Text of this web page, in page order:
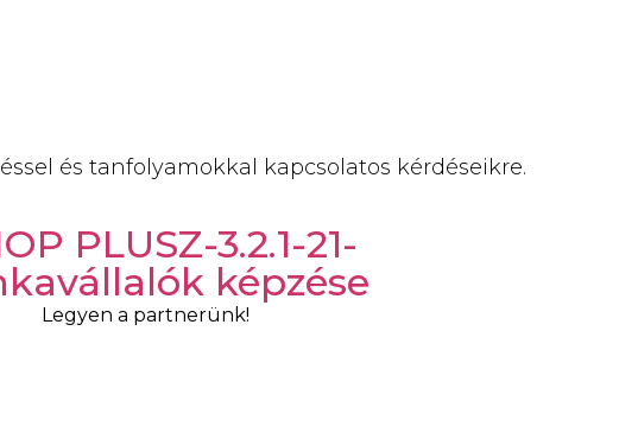
és tanfolyamokkal kapcsolatos kérdéseikre.
PLUSZ-3.2.1-21-
képzése
Legyen a partnerünk!